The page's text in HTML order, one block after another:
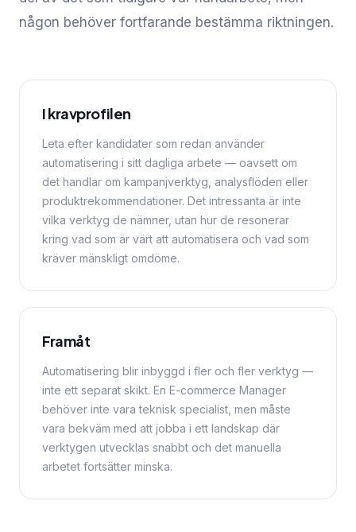
någon behöver fortfarande bestämma riktningen.
I kravprofilen
Leta efter kandidater som redan använder
automatisering i sitt dagliga arbete — oavsett om
det handlar om kampanjverktyg, analysflöden eller
produktrekommendationer. Det intressanta är inte
vilka verktyg de nämner, utan hur de resonerar
kring vad som är värt att automatisera och vad som
kräver mänskligt omdöme.
Framåt
Automatisering blir inbyggd i fler och fler verktyg —
inte ett separat skikt. En E-commerce Manager
behöver inte vara teknisk specialist, men måste
vara bekväm med att jobba i ett landskap där
verktygen utvecklas snabbt och det manuella
arbetet fortsätter minska.